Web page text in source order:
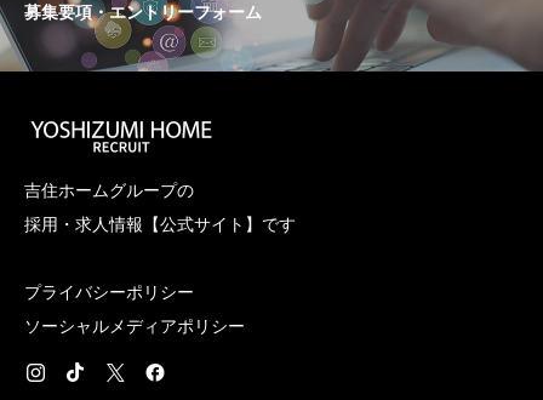
募集要項・エントリーフォーム
吉住ホームグループの
採用・求人情報【公式サイト】です
プライバシーポリシー
ソーシャルメディアポリシー